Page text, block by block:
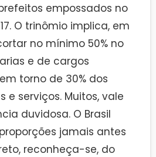
empossados no
O trinômio implica, em
no mínimo 50% no
e de cargos
torno de 30% dos
e serviços. Muitos, vale
duvidosa. O Brasil
jamais antes
reconheça-se, do